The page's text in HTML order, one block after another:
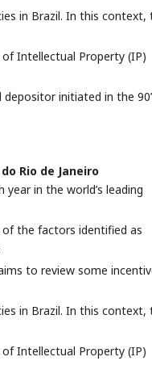
in Brazil. In this context,
Intellectual Property (IP)
initiated in the
Rio de Janeiro
in the world’s leading
the factors identified as
to review some
in Brazil. In this context,
Intellectual Property (IP)